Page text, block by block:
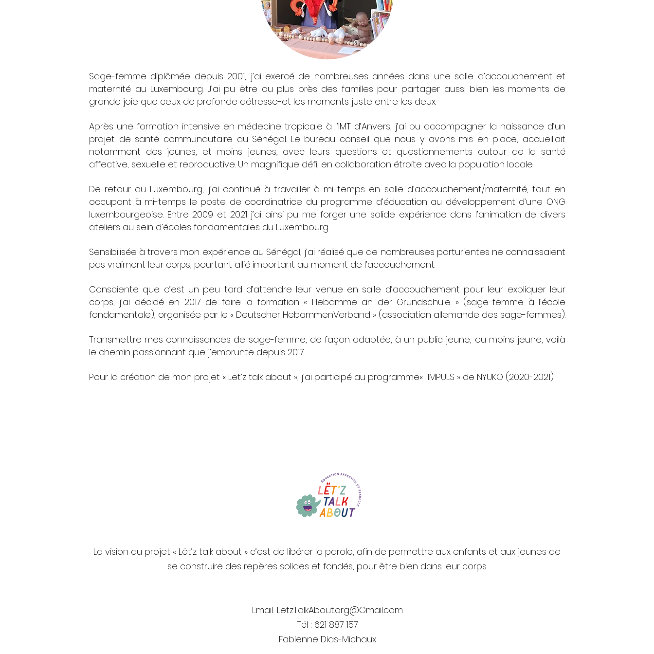
Sage-femme diplômée depuis 2001, j’ai exercé de nombreuses années dans une salle d’accouchement et
maternité au Luxembourg. J’ai pu être au plus près des familles pour partager aussi bien les moments de
grande joie que ceux de profonde détresse-et les moments juste entre les deux.
Après une formation intensive en médecine tropicale à l’IMT d’Anvers, j’ai pu accompagner la naissance d’un
projet de santé communautaire au Sénégal. Le bureau conseil que nous y avons mis en place, accueillait
notamment des jeunes, et moins jeunes, avec leurs questions et questionnements autour de la santé
affective, sexuelle et reproductive. Un magnifique défi, en collaboration étroite avec la population locale.
De retour au Luxembourg, j’ai continué à travailler à mi-temps en salle d’accouchement/maternité, tout en
occupant à mi-temps le poste de coordinatrice du programme d’éducation au développement d’une ONG
luxembourgeoise. Entre 2009 et 2021 j’ai ainsi pu me forger une solide expérience dans l’animation de divers
ateliers au sein d’écoles fondamentales du Luxembourg.
Sensibilisée à travers mon expérience au Sénégal, j’ai réalisé que de nombreuses parturientes ne connaissaient
pas vraiment leur corps, pourtant allié important au moment de l’accouchement.
Consciente que c’est un peu tard d’attendre leur venue en salle d’accouchement pour leur expliquer leur
corps, j’ai décidé en 2017 de faire la formation « Hebamme an der Grundschule » (sage-femme à l’école
fondamentale), organisée par le « Deutscher HebammenVerband » (association allemande des sage-femmes).
Transmettre mes connaissances de sage-femme, de façon adaptée, à un public jeune, ou moins jeune, voilà
le chemin passionnant que j’emprunte depuis 2017.
Pour la création de mon projet « Lët’z talk about », j’ai participé au programme« IMPULS » de NYUKO (2020-2021).
La vision du projet « Lët’z talk about » c’est de libérer la parole, afin de permettre aux enfants et aux jeunes de
se construire des repères solides et fondés, pour être bien dans leur corps
Email: LetzTalkAbout.org@Gmail.com
Tél : 621 887 157
Fabienne Dias-Michaux